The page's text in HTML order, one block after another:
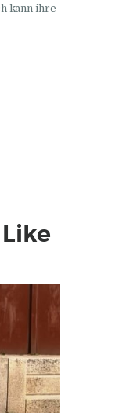
kann ihre